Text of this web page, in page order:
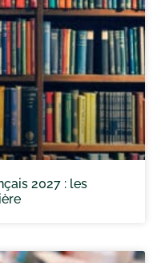
2027 : les